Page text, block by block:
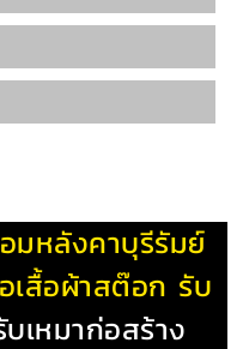
มหลังคาบุรีรัมย์
เสื้อผ้าสต๊อก รับ
เหมาก่อสร้าง